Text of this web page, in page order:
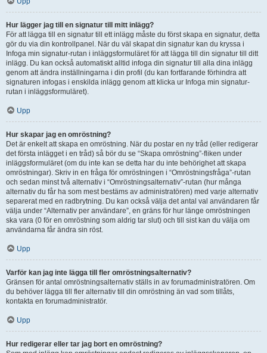
Hur lägger jag till en signatur till mitt inlägg?
För att lägga till en signatur till ett inlägg måste du först skapa en signatur, detta
gör du via din kontrollpanel. När du väl skapat din signatur kan du kryssa i
Infoga min signatur-rutan i inläggsformuläret för att lägga till din signatur till ditt
inlägg. Du kan också automatiskt alltid infoga din signatur till alla dina inlägg
genom att ändra inställningarna i din profil (du kan fortfarande förhindra att
signaturen infogas i enskilda inlägg genom att klicka ur Infoga min signatur-
rutan i inläggsformuläret).
Upp
Hur skapar jag en omröstning?
Det är enkelt att skapa en omröstning. När du postar en ny tråd (eller redigerar
det första inlägget i en tråd) så bör du se “Skapa omröstning”-fliken under
inläggsformuläret (om du inte kan se detta har du inte behörighet att skapa
omröstningar). Skriv in en fråga för omröstningen i “Omröstningsfråga”-rutan
och sedan minst två alternativ i “Omröstningsalternativ”-rutan (hur många
alternativ du får ha som mest bestäms av administratören) med varje alternativ
separerat med en radbrytning. Du kan också välja det antal val användaren får
välja under “Alternativ per användare”, en gräns för hur länge omröstningen
ska vara (0 för en omröstning som aldrig tar slut) och till sist kan du välja om
användarna får ändra sin röst.
Upp
Varför kan jag inte lägga till fler omröstningsalternativ?
Gränsen för antal omröstningsalternativ ställs in av forumadministratören. Om
du behöver lägga till fler alternativ till din omröstning än vad som tillåts,
kontakta en forumadministratör.
Upp
Hur redigerar eller tar jag bort en omröstning?